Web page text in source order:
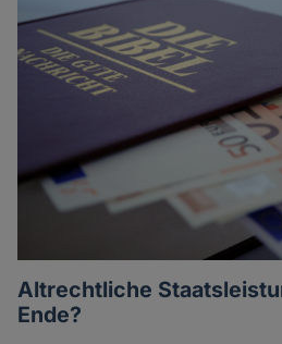
Altrechtliche
Ende?